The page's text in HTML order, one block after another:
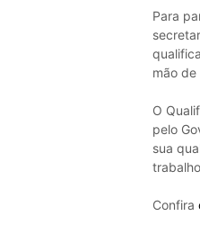
Para
mão de
O
pelo
sua
Confira